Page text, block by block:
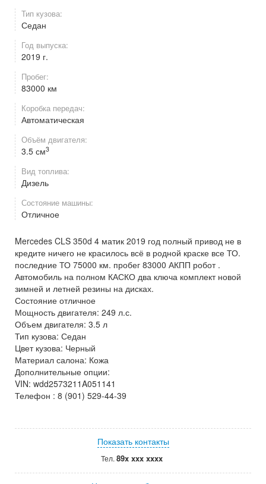
Тип кузова:
Седан
Год выпуска:
2019 г.
Пробег:
83000 км
Коробка передач:
Автоматическая
Объём двигателя:
3.5 см3
Вид топлива:
Дизель
Состояние машины:
Отличное
Mercedes CLS 350d 4 матик 2019 год полный привод не в
кредите ничего не красилось всё в родной краске все ТО.
последние ТО 75000 км. пробег 83000 АКПП робот .
Автомобиль на полном КАСКО два ключа комплект новой
зимней и летней резины на дисках.
Состояние отличное
Мощность двигателя: 249 л.с.
Объем двигателя: 3.5 л
Тип кузова: Седан
Цвет кузова: Черный
Материал салона: Кожа
Дополнительные опции:
VIN: wdd2573211A051141
Телефон : 8 (901) 529-44-39
Показать контакты
Тел. 89x xxx xxxx